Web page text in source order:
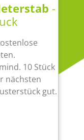
-
10 Stück
nächsten
gut.